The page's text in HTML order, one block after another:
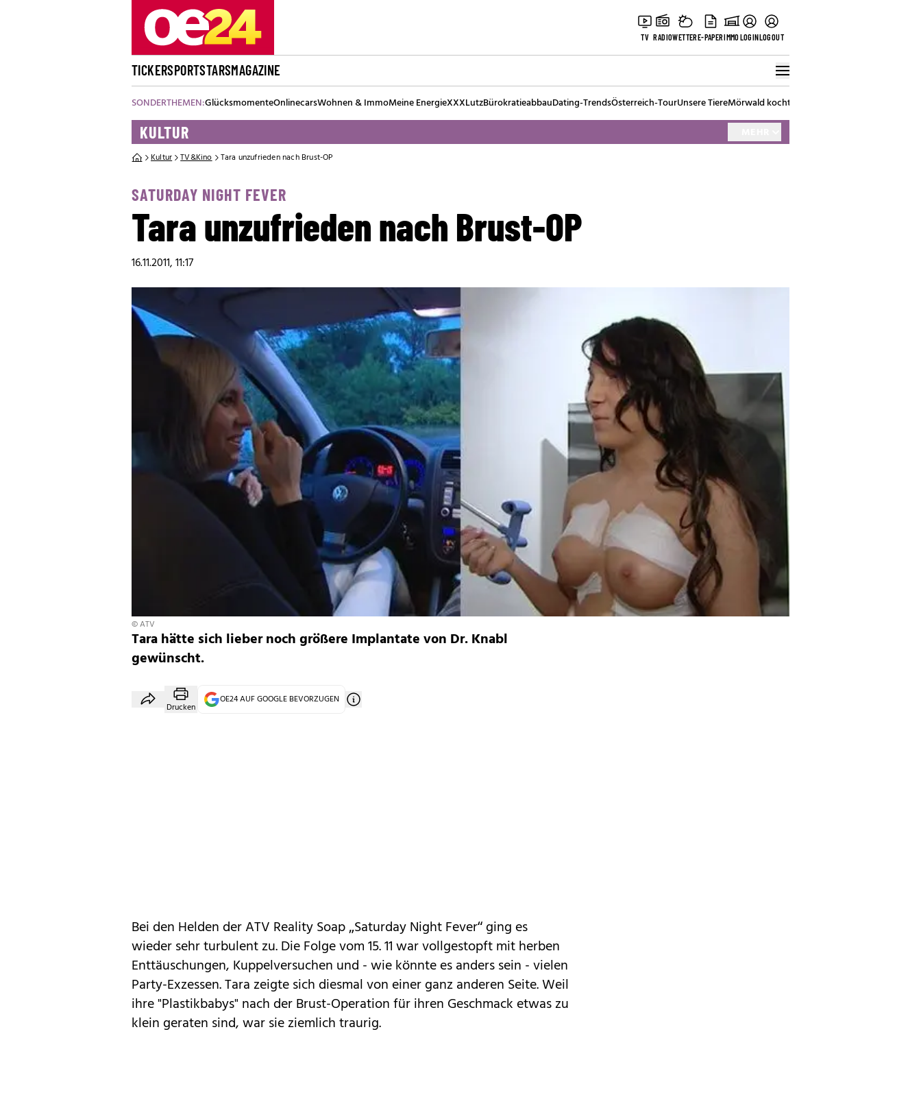
TV RADIOWETTERE-PAPERIMMOLOGINLOGOUT
TICKERSPORTSTARSMAGAZINE
SONDERTHEMEN:GlücksmomenteOnlinecarsWohnen & ImmoMeine EnergieXXXLutzBürokratieabbauDating-TrendsÖsterreich-TourUnsere TiereMörwald kocht
KULTUR
Kultur TV&Kino Tara unzufrieden nach Brust-OP
SATURDAY NIGHT FEVER
Tara unzufrieden nach Brust-OP
16.11.2011, 11:17
© ATV
Tara hätte sich lieber noch größere Implantate von Dr. Knabl
gewünscht.
Drucken
OE24 AUF GOOGLE BEVORZUGEN
Bei den Helden der ATV Reality Soap „Saturday Night Fever“ ging es
wieder sehr turbulent zu. Die Folge vom 15. 11 war vollgestopft mit herben
Enttäuschungen, Kuppelversuchen und - wie könnte es anders sein - vielen
Party-Exzessen. Tara zeigte sich diesmal von einer ganz anderen Seite. Weil
ihre "Plastikbabys" nach der Brust-Operation für ihren Geschmack etwas zu
klein geraten sind, war sie ziemlich traurig.